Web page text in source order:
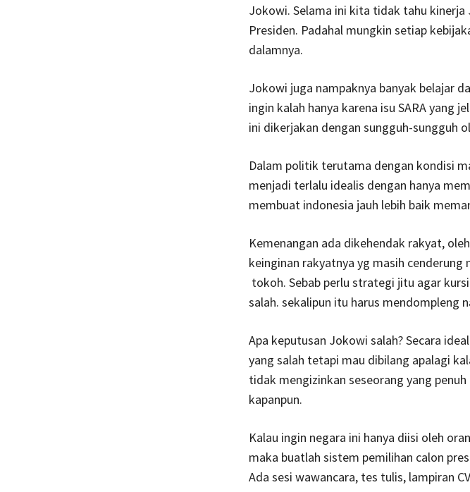
Jokowi. Selama ini kita tidak tahu
Presiden. Padahal mungkin setiap
dalamnya.
Jokowi juga nampaknya banyak belajar
ingin kalah hanya karena isu SARA yang
ini dikerjakan dengan sungguh-sungguh
Dalam politik terutama dengan kondisi
menjadi terlalu idealis dengan hanya
membuat indonesia jauh lebih baik
Kemenangan ada dikehendak rakyat,
keinginan rakyatnya yg masih
tokoh. Sebab perlu strategi jitu agar
salah. sekalipun itu harus mendompleng
Apa keputusan Jokowi salah? Secara
yang salah tetapi mau dibilang apalagi
tidak mengizinkan seseorang yang
kapanpun.
Kalau ingin negara ini hanya diisi oleh
maka buatlah sistem pemilihan calon
Ada sesi wawancara, tes tulis, lampiran